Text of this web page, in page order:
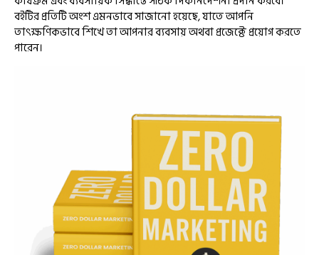
বইটির প্রতিটি অংশ এমনভাবে সাজানো হয়েছে, যাতে আপনি
তাৎক্ষণিকভাবে শিখে তা আপনার ব্যবসায় অথবা প্রজেক্টে প্রয়োগ করতে
পারেন।